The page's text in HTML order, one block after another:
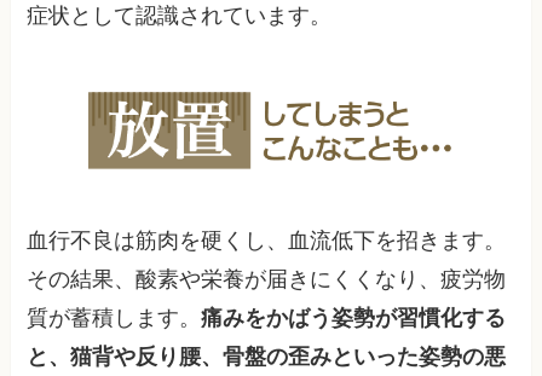
症状として認識されています。
血行不良は筋肉を硬くし、血流低下を招きます。
その結果、酸素や栄養が届きにくくなり、疲労物
質が蓄積します。痛みをかばう姿勢が習慣化する
と、猫背や反り腰、骨盤の歪みといった姿勢の悪